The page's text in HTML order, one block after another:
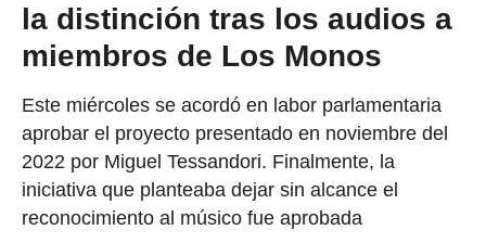
la distinción tras los audios a
miembros de Los Monos
Este miércoles se acordó en labor parlamentaria
aprobar el proyecto presentado en noviembre del
2022 por Miguel Tessandori. Finalmente, la
iniciativa que planteaba dejar sin alcance el
reconocimiento al músico fue aprobada